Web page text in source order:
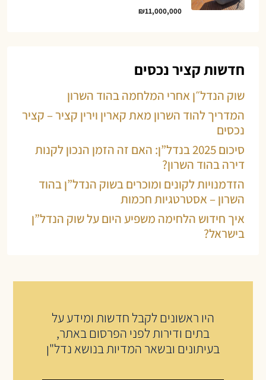
₪11,000,000
חדשות קציר נכסים
שוק הנדל״ן אחרי המלחמה בהוד השרון
המדריך להוד השרון מאת קארין וירין קציר – קציר
נכסים
סיכום 2025 בנדל”ן: האם זה הזמן הנכון לקנות
דירה בהוד השרון?
הזדמנויות לקונים ומוכרים בשוק הנדל”ן בהוד
השרון – אסטרטגיות חכמות
איך חידוש הלחימה משפיע היום על שוק הנדל”ן
בישראל?
היו ראשונים לקבל חדשות ומידע על
בתים ודירות לפני הפרסום באתר,
בעיתונים ובשאר המדיות בנושא נדל"ן